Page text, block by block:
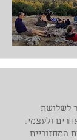
לשלושת
ולעצמי.
המחזוריים